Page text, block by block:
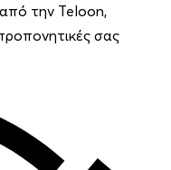
την Teloon,
σας